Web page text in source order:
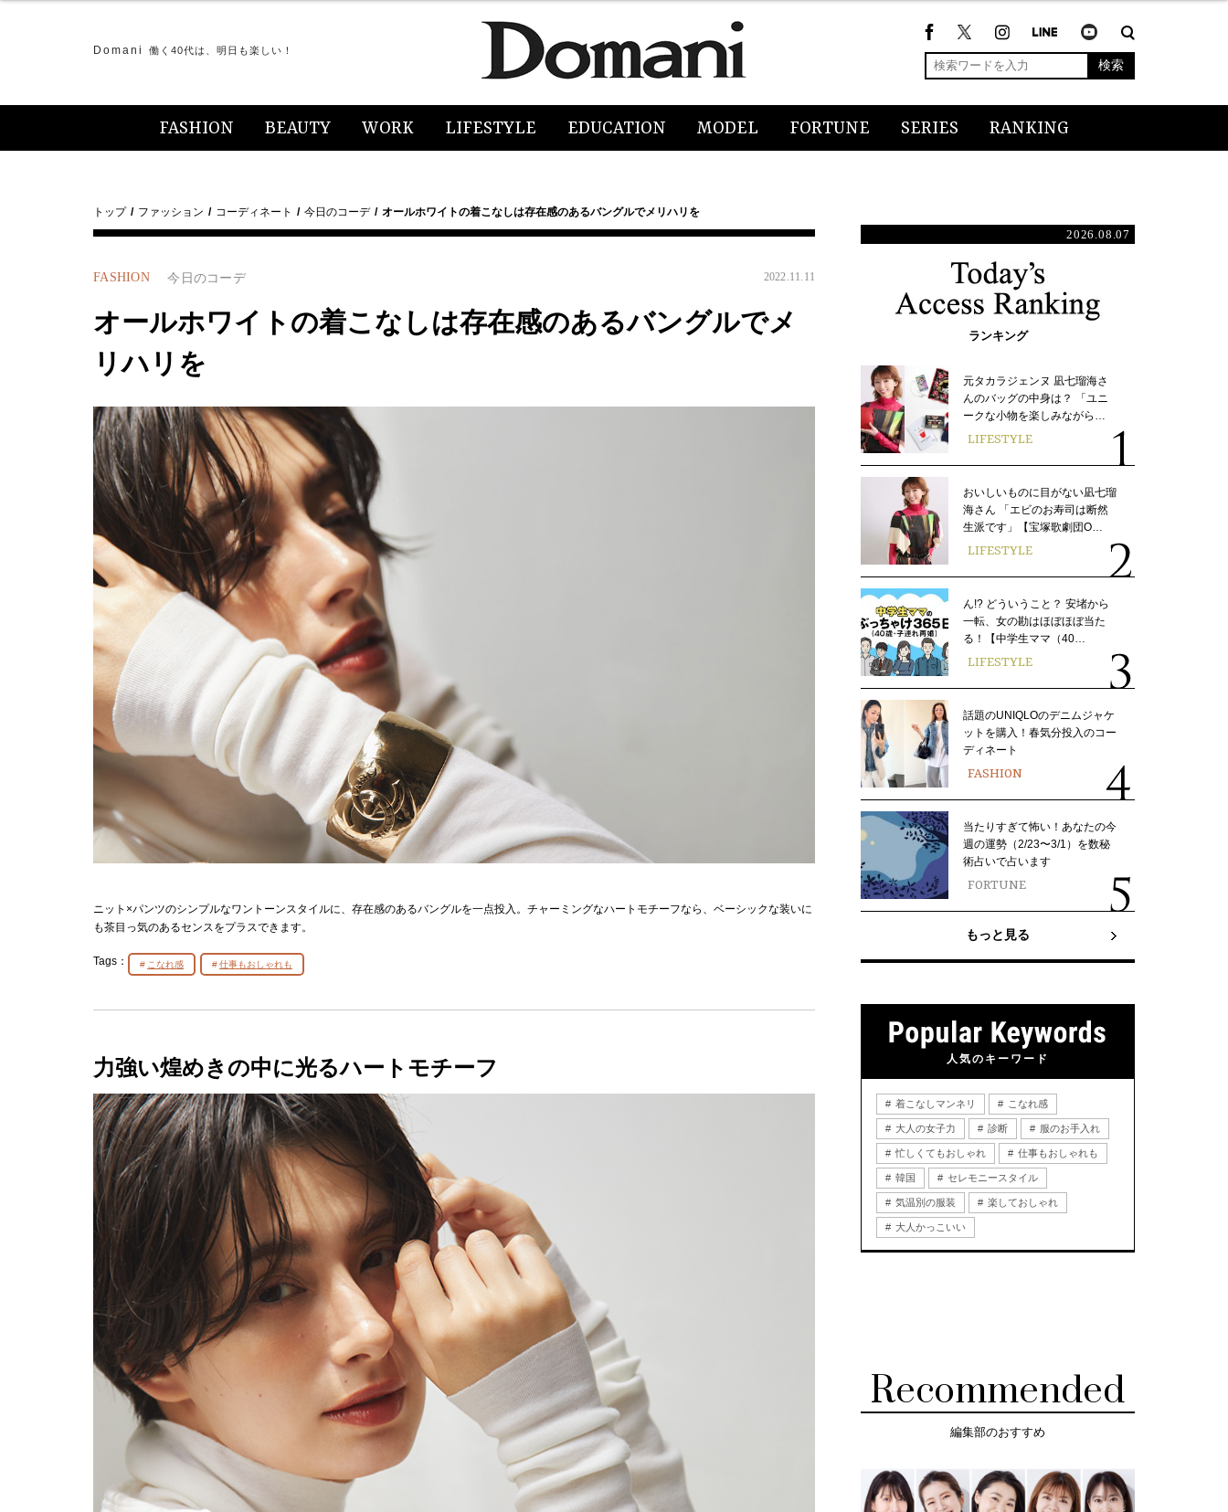
Domani 働く40代は、明日も楽しい！
検索
FASHION BEAUTY WORK LIFESTYLE EDUCATION MODEL FORTUNE SERIES RANKING
トップ ファッション コーディネート 今日のコーデ オールホワイトの着こなしは存在感のあるバングルでメリハリを
FASHION 今日のコーデ 2022.11.11
オールホワイトの着こなしは存在感のあるバングルでメ
リハリを
ニット×パンツのシンプルなワントーンスタイルに、存在感のあるバングルを一点投入。チャーミングなハートモチーフなら、ベーシックな装いに
も茶目っ気のあるセンスをプラスできます。
Tags： こなれ感 仕事もおしゃれも
力強い煌めきの中に光るハートモチーフ
2026.08.07
ランキング
元タカラジェンヌ 凪七瑠海さ
んのバッグの中身は？ 「ユニ
ークな小物を楽しみながら…
LIFESTYLE
おいしいものに目がない凪七瑠
海さん 「エビのお寿司は断然
生派です」【宝塚歌劇団O…
LIFESTYLE
ん!? どういうこと？ 安堵から
一転、女の勘はほぼほぼ当た
る！【中学生ママ（40…
LIFESTYLE
話題のUNIQLOのデニムジャケ
ットを購入！春気分投入のコー
ディネート
FASHION
当たりすぎて怖い！あなたの今
週の運勢（2/23〜3/1）を数秘
術占いで占います
FORTUNE
もっと見る
人気のキーワード
着こなしマンネリ こなれ感
大人の女子力 診断 服のお手入れ
忙しくてもおしゃれ 仕事もおしゃれも
韓国 セレモニースタイル
気温別の服装 楽しておしゃれ
大人かっこいい
Recommended
編集部のおすすめ